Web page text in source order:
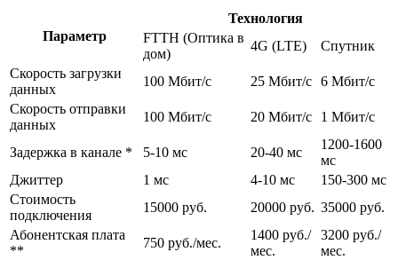
После этого быстрый интернет со стабильным соединением готов к
работе. Для абонентов с разными потребностями мы предлагаем
скорости на выгодных условиях. Вне зависимости от тарифа заказчики
трафику и могут выходить в интернет с любого домашнего
устройства: планшета, смартфона, ноутбука, стационарного
компьютера.
Возможна установка цифрового и спутникового телевидения с
большим количеством цифровых каналов, организация удаленного
видеонаблюдения. Помимо этого live-telecom обеспечивает
круглосуточную поддержку абонентов и оперативно решает
информационные и технические проблемы.
Параметр
Технология
FTTH (Оптика в
дом)
4G (LTE)
Спутник
Скорость загрузки
данных
100 Мбит/c 25 Мбит/c 6 Мбит/c
Скорость отправки
данных
100 Мбит/c 20 Мбит/c 1 Мбит/c
Задержка в канале * 5-10 мс 20-40 мс
1200-1600
мс
Джиттер
1 мс 4-10 мс
150-300 мс
Стоимость
подключения
15000 руб. 20000 руб. 35000 руб.
Абонентская плата
**
750 руб./мес.
1400 руб./
мес.
3200 руб./
мес.